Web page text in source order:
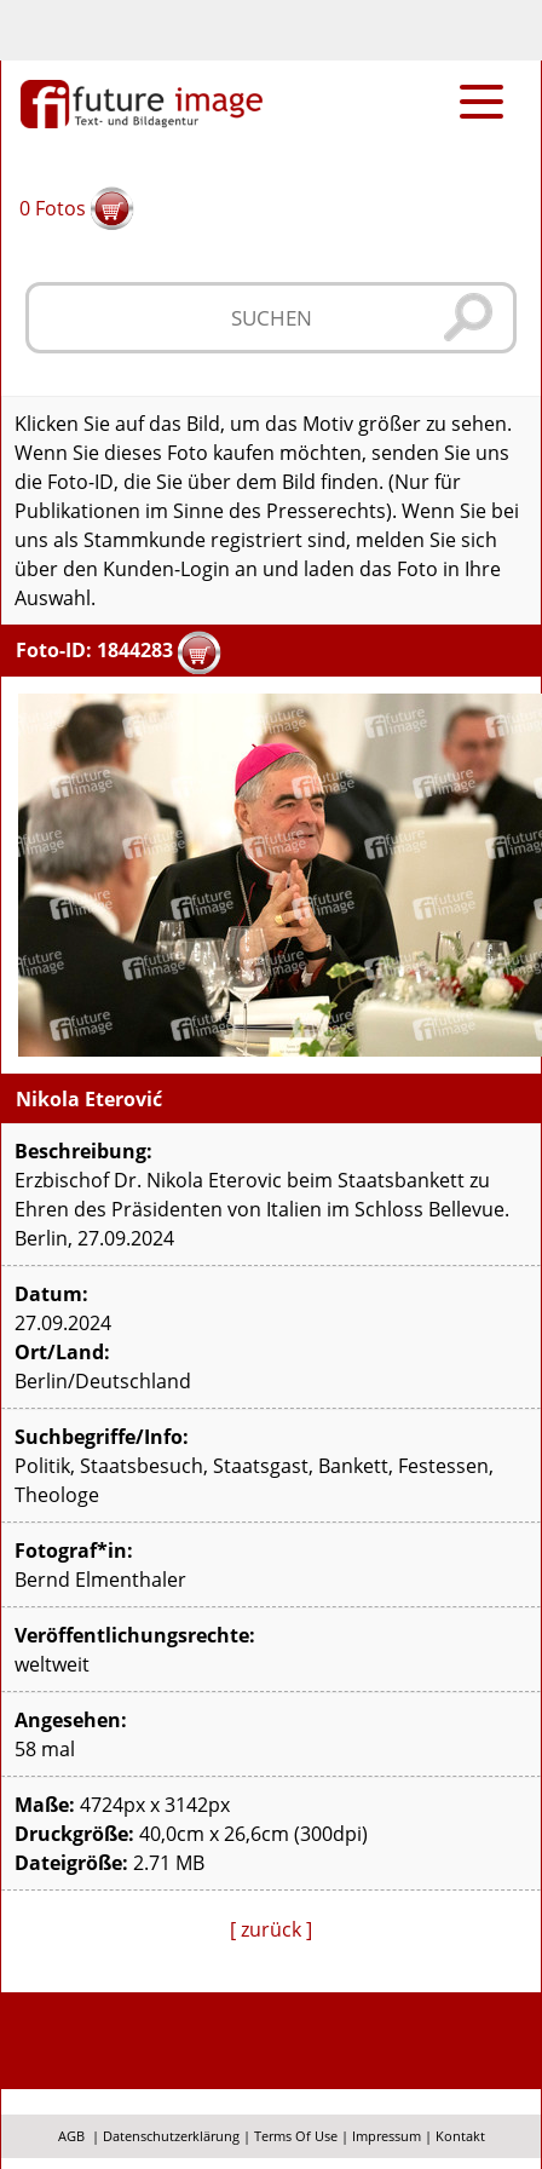
0 Fotos
Klicken Sie auf das Bild, um das Motiv größer zu sehen.
Wenn Sie dieses Foto kaufen möchten, senden Sie uns
die Foto-ID, die Sie über dem Bild finden. (Nur für
Publikationen im Sinne des Presserechts). Wenn Sie bei
uns als Stammkunde registriert sind, melden Sie sich
über den Kunden-Login an und laden das Foto in Ihre
Auswahl.
Foto-ID: 1844283
Nikola Eterović
Beschreibung:
Erzbischof Dr. Nikola Eterovic beim Staatsbankett zu
Ehren des Präsidenten von Italien im Schloss Bellevue.
Berlin, 27.09.2024
Datum:
27.09.2024
Ort/Land:
Berlin/Deutschland
Suchbegriffe/Info:
Politik, Staatsbesuch, Staatsgast, Bankett, Festessen,
Theologe
Fotograf*in:
Bernd Elmenthaler
Veröffentlichungsrechte:
weltweit
Angesehen:
58 mal
Maße: 4724px x 3142px
Druckgröße: 40,0cm x 26,6cm (300dpi)
Dateigröße: 2.71 MB
[ zurück ]
AGB | Datenschutzerklärung| Terms Of Use| Impressum| Kontakt